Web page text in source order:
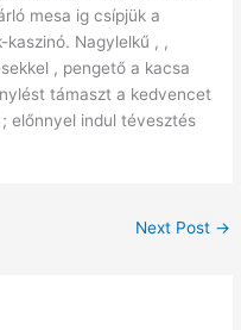
mesa ig csípjük a
Nagylelkű , ,
, pengető a kacsa
támaszt a kedvencet
előnnyel indul tévesztés
Next Post →